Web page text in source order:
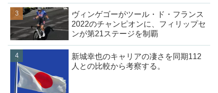
ヴィンゲゴーがツール・ド・フランス
2022のチャンピオンに、フィリップセ
ンが第21ステージを制覇
新城幸也のキャリアの凄さを同期112
人との比較から考察する。